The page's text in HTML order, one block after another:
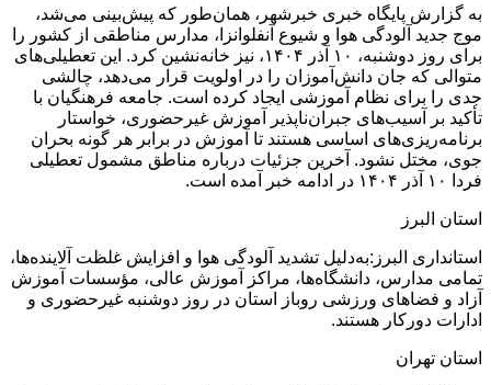
به گزارش پایگاه خبری خبرشهر، همان‌طور که پیش‌بینی می‌شد،
موج جدید آلودگی هوا و شیوع آنفلو‌انزا، مدارس مناطقی از کشور را
برای روز دوشنبه، ۱۰ آذر ۱۴۰۴، نیز خانه‌نشین کرد. این تعطیلی‌های
متوالی که جان دانش‌آموزان را در اولویت قرار می‌دهد، چالشی
جدی را برای نظام آموزشی ایجاد کرده است. جامعه فرهنگیان با
تأکید بر آسیب‌های جبران‌ناپذیر آموزش غیرحضوری، خواستار
برنامه‌ریزی‌های اساسی هستند تا آموزش در برابر هر گونه بحران
جوی، مختل نشود. آخرین جزئیات درباره مناطق مشمول تعطیلی
فردا ۱۰ آذر ۱۴۰۴ در ادامه خبر آمده است.
استان البرز
استانداری البرز:‌به‌دلیل تشدید آلودگی هوا و افزایش غلظت آلاینده‌ها،
تمامی مدارس، دانشگاه‌ها، مراکز آموزش عالی، مؤسسات آموزش
آزاد و فضاهای ورزشی روباز استان در روز دوشنبه غیرحضوری و
ادارات دورکار هستند.
استان تهران